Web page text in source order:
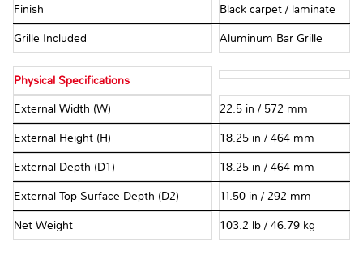
Finish Black carpet / laminate
Grille Included Aluminum Bar Grille
Physical Specifications
External Width (W) 22.5 in / 572 mm
External Height (H) 18.25 in / 464 mm
External Depth (D1) 18.25 in / 464 mm
External Top Surface Depth (D2) 11.50 in / 292 mm
Net Weight 103.2 lb / 46.79 kg